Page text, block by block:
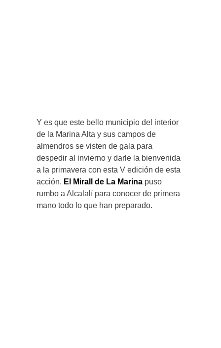
Y es que este bello municipio del interior
de la Marina Alta y sus campos de
almendros se visten de gala para
despedir al invierno y darle la bienvenida
a la primavera con esta V edición de esta
acción. El Mirall de La Marina puso
rumbo a Alcalalí para conocer de primera
mano todo lo que han preparado.